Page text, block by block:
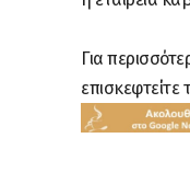
Για
επισκεφτείτε